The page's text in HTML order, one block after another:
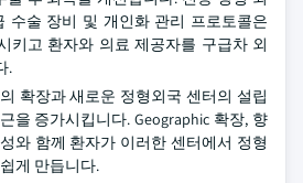
수술 장비 및 개인화 관리 프로토콜은
키고 환자와 의료 제공자를 구급차 외
.
확장과 새로운 정형외국 센터의 설립
을 증가시킵니다. Geographic 확장, 향
와 함께 환자가 이러한 센터에서 정형
게 만듭니다.